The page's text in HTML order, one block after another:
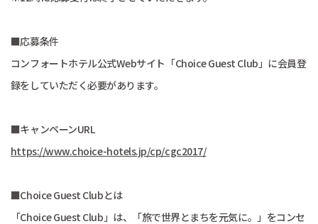
■応募条件
コンフォートホテル公式Webサイト「Choice Guest Club」に会員登
録をしていただく必要があります。
■キャンペーンURL
https://www.choice-hotels.jp/cp/cgc2017/
■Choice Guest Clubとは
「Choice Guest Club」は、「旅で世界とまちを元気に。」をコンセ